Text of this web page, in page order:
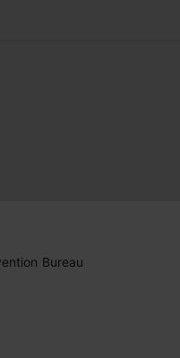
Bureau